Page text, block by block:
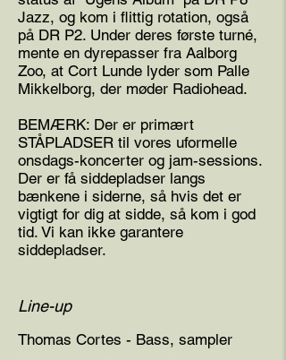
Jazz, og kom i flittig rotation, også
på DR P2. Under deres første turné,
mente en dyrepasser fra Aalborg
Zoo, at Cort Lunde lyder som Palle
Mikkelborg, der møder Radiohead.
BEMÆRK: Der er primært
STÅPLADSER til vores uformelle
onsdags-koncerter og jam-sessions.
Der er få siddepladser langs
bænkene i siderne, så hvis det er
vigtigt for dig at sidde, så kom i god
tid. Vi kan ikke garantere
siddepladser.
Line-up
Thomas Cortes - Bass, sampler